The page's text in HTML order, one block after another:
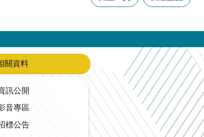
關資料
訊公開
音專區
標公告